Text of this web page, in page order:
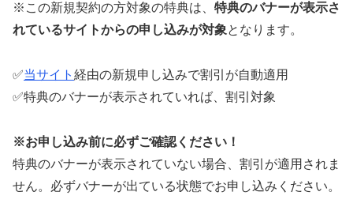
※この新規契約の方対象の特典は、 特典のバナーが表示さ
れているサイトからの申し込みが対象となります。
✅当サイト 経由の新規申し込みで割引が自動適用
✅特典のバナーが表示されていれば、割引対象
※お申し込み前に必ずご確認ください ！
特典のバナーが表示されていない場合、割引が適用されま
せん。必ずバナーが出ている状態でお申し込みください。